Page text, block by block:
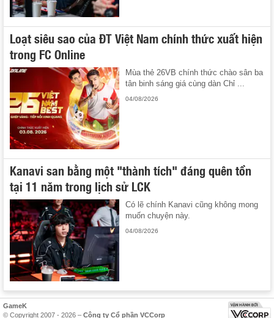
Loạt siêu sao của ĐT Việt Nam chính thức xuất hiện
trong FC Online
Mùa thẻ 26VB chính thức chào sân ba
tân binh sáng giá cùng dàn Chỉ ...
04/08/2026
Kanavi san bằng một "thành tích" đáng quên tồn
tại 11 năm trong lịch sử LCK
Có lẽ chính Kanavi cũng không mong
muốn chuyện này.
04/08/2026
GameK
© Copyright 2007 - 2026 – Công ty Cổ phần VCCorp